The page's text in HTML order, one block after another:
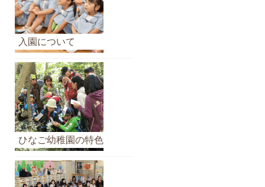
ア
ー
カ
イ
ブ
入園について
ひなご幼稚園の特色